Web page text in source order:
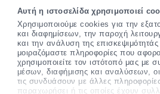
Αυτή η ιστοσελίδα χρησιμοποιεί
Χρησιμοποιούμε cookies για την
και διαφημίσεων, την παροχή
και την ανάλυση της
μοιραζόμαστε πληροφορίες που
χρησιμοποιείτε τον ιστότοπό μας με
μέσων, διαφήμισης και αναλύσεων,
τις συνδυάσουν με άλλες
παραχωρήσει ή τις οποίες έχουν
προορίζονται για την πρόληψη,
νόσου. Συμβουλευτείτε τον
θηλάζετε, ακολουθείτε παράλληλα
αντιμετωπίζετε προβλήματα υγείας
οποιοδήποτε συμπλήρωμα διατροφής.
σας παρέχουμε ακριβείς και έγκυρες
που έχετε κάποια ερώτηση ή
παρακαλώ